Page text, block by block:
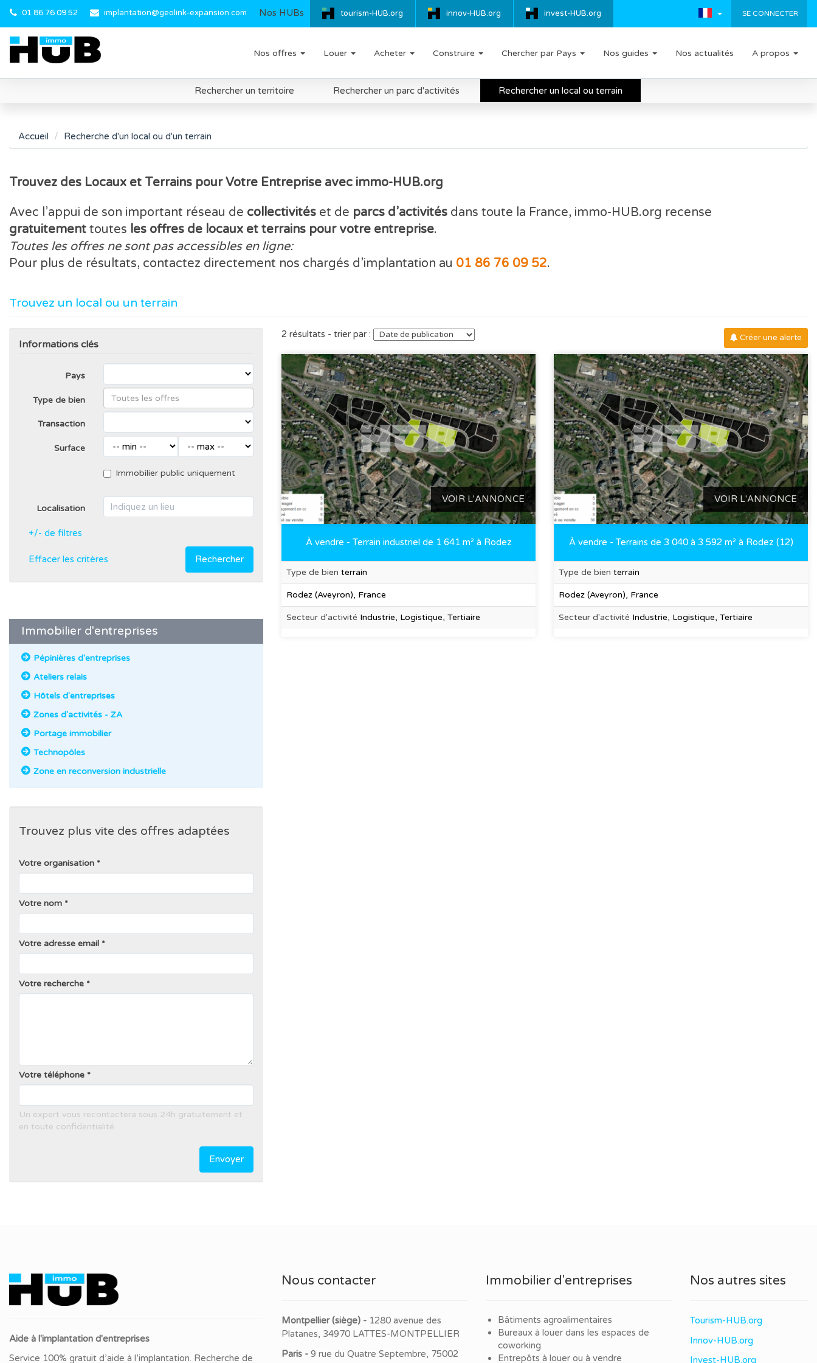
01 86 76 09 52 implantation@geolink-expansion.com tourism-HUB.org innov-HUB.org invest-HUB.org
Nos HUBs SE CONNECTER
Nos offres Louer Acheter Construire Chercher par Pays Nos guides Nos actualités A propos
Rechercher un territoire Rechercher un parc d'activités Rechercher un local ou terrain
Accueil Recherche d'un local ou d'un terrain
Trouvez des Locaux et Terrains pour Votre Entreprise avec immo-HUB.org
Avec l’appui de son important réseau de collectivités et de parcs d’activités dans toute la France, immo-HUB.org recense
gratuitement toutes les offres de locaux et terrains pour votre entreprise.
Toutes les offres ne sont pas accessibles en ligne:
Pour plus de résultats, contactez directement nos chargés d’implantation au 01 86 76 09 52.
Trouvez un local ou un terrain
Informations clés
Pays
Type de bien
Transaction
Surface
Immobilier public uniquement
Localisation
+/- de filtres
Effacer les critères Rechercher
Immobilier d'entreprises
Pépinières d'entreprises
Ateliers relais
Hôtels d'entreprises
Zones d'activités - ZA
Portage immobilier
Technopôles
Zone en reconversion industrielle
Trouvez plus vite des offres adaptées
Votre organisation
Votre nom
Votre adresse email
Votre recherche
Votre téléphone
Un expert vous recontactera sous 24h gratuitement et
en toute confidentialité
Envoyer
2 résultats - trier par : Créer une alerte
VOIR L'ANNONCE
À vendre - Terrain industriel de 1 641 m² à Rodez
Type de bien terrain
Rodez (Aveyron), France
Secteur d'activité Industrie, Logistique, Tertiaire
VOIR L'ANNONCE
À vendre - Terrains de 3 040 à 3 592 m² à Rodez (12)
Type de bien terrain
Rodez (Aveyron), France
Secteur d'activité Industrie, Logistique, Tertiaire
Aide à l'implantation d'entreprises
Service 100% gratuit d’aide à l’implantation. Recherche de
Nous contacter
Montpellier (siège) - 1280 avenue des
Platanes, 34970 LATTES-MONTPELLIER
Paris - 9 rue du Quatre Septembre, 75002
Immobilier d'entreprises
Bâtiments agroalimentaires
Bureaux à louer dans les espaces de
coworking
Entrepôts à louer ou à vendre
Nos autres sites
Tourism-HUB.org
Innov-HUB.org
Invest-HUB.org